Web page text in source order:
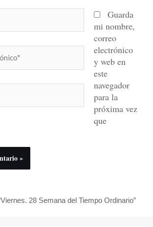
Guarda
mi nombre,
correo
electrónico
y web en
este
navegador
para la
próxima vez
que
28 Semana del Tiempo Ordinario”